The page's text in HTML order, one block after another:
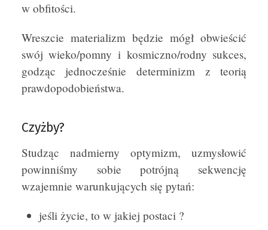
w obfitości.
Wreszcie materializm będzie mógł obwieścić
swój wieko/pomny i kosmiczno/rodny sukces,
godząc jednocześnie determinizm z teorią
prawdopodobieństwa.
Czyżby?
Studząc nadmierny optymizm, uzmysłowić
powinniśmy sobie potrójną sekwencję
wzajemnie warunkujących się pytań:
jeśli życie, to w jakiej postaci ?